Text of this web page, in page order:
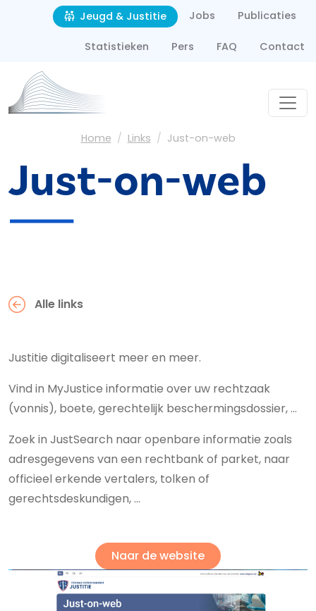
Overslaan en naar de inhoud gaan
Second navigation
Jeugd & Justitie Jobs Publicaties
Statistieken Pers FAQ Contact
Kruimelpad
Home Links Just-on-web
Just-on-web
Alle links
Justitie digitaliseert meer en meer.
Vind in MyJustice informatie over uw rechtzaak
(vonnis), boete, gerechtelijk beschermingsdossier, ...
Zoek in JustSearch naar openbare informatie zoals
adresgegevens van een rechtbank of parket, naar
officieel erkende vertalers, tolken of
gerechtsdeskundigen, ...
Naar de website